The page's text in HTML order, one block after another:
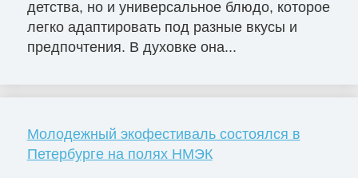
детства, но и универсальное блюдо, которое
легко адаптировать под разные вкусы и
предпочтения. В духовке она...
Молодежный экофестиваль состоялся в
Петербурге на полях НМЭК